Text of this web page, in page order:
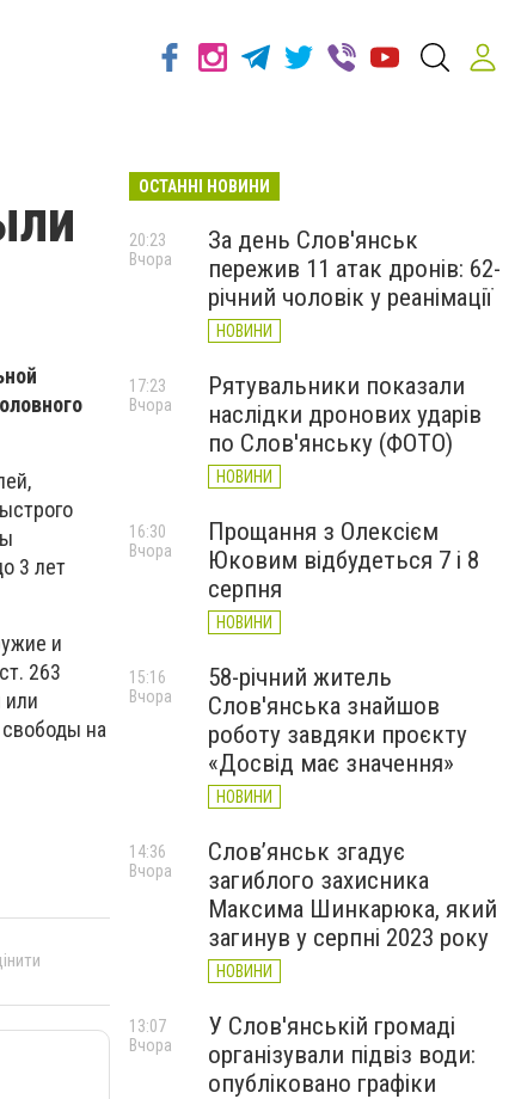
3 лет
и
263
или
на
ОСТАННІ НОВИНИ
За день Слов'янськ
пережив 11 атак дронів: 62-
річний чоловік у реанімації
НОВИНИ
20:23
Вчора
Рятувальники показали
наслідки дронових ударів
по Слов'янську (ФОТО)
НОВИНИ
17:23
Вчора
Прощання з Олексієм
Юковим відбудеться 7 і 8
серпня
НОВИНИ
16:30
Вчора
58-річний житель
Слов'янська знайшов
роботу завдяки проєкту
«Досвід має значення»
НОВИНИ
15:16
Вчора
Слов’янськ згадує
загиблого захисника
Максима Шинкарюка, який
загинув у серпні 2023 року
НОВИНИ
14:36
Вчора
У Слов'янській громаді
організували підвіз води:
опубліковано графіки
13:07
Вчора